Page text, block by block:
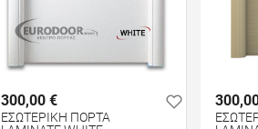
300,00 €
ΕΣΩΤΕΡΙΚΗ ΠΟΡΤΑ